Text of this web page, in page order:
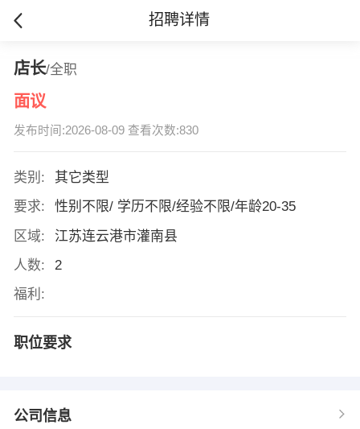
招聘详情
店长/全职
面议
发布时间:2026-08-09 查看次数:830
类别:
其它类型
要求:
性别不限/ 学历不限/经验不限/年龄20-35
区域:
江苏连云港市灌南县
人数:
2
福利:
职位要求
公司信息